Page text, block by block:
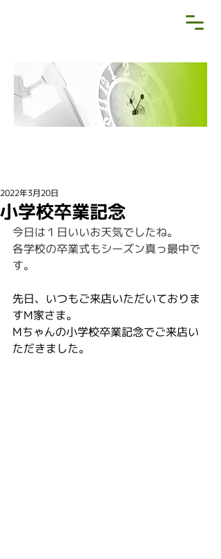
小学校卒業記念
2022年3月20日
今日は１日いいお天気でしたね。
各学校の卒業式もシーズン真っ最中で
す。
先日、いつもご来店いただいておりま
すM家さま。
Mちゃんの小学校卒業記念でご来店い
ただきました。